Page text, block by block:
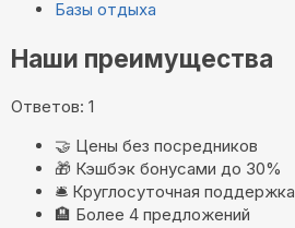
Базы отдыха
Наши преимущества
Ответов: 1
🤝 Цены без посредников
🎁 Кэшбэк бонусами до 30%
🛎️ Круглосуточная поддержка
🏨 Более 4 предложений